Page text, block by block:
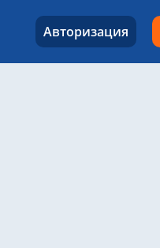
Авторизация